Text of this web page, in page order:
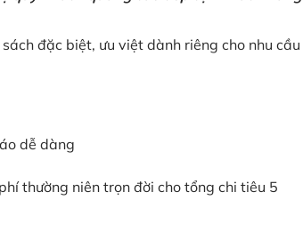
đặc biệt, ưu việt dành riêng cho nhu cầu
dễ dàng
thường niên trọn đời cho tổng chi tiêu 5